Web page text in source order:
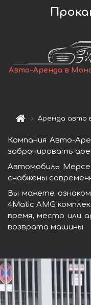
Авто-Аренда в
Аренда авто
Компания Авто-
забронировать
Автомобиль
снабжены
Вы можете
4Matic AMG
время, место или
возврата машины.